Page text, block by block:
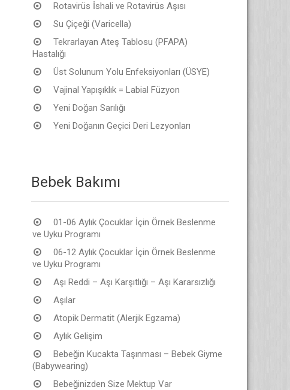
Rotavirüs İshali ve Rotavirüs Aşısı
Su Çiçeği (Varicella)
Tekrarlayan Ateş Tablosu (PFAPA)
Hastalığı
Üst Solunum Yolu Enfeksiyonları (ÜSYE)
Vajinal Yapışıklık = Labial Füzyon
Yeni Doğan Sarılığı
Yeni Doğanın Geçici Deri Lezyonları
Bebek Bakımı
01-06 Aylık Çocuklar İçin Örnek Beslenme
ve Uyku Programı
06-12 Aylık Çocuklar İçin Örnek Beslenme
ve Uyku Programı
Aşı Reddi – Aşı Karşıtlığı – Aşı Kararsızlığı
Aşılar
Atopik Dermatit (Alerjik Egzama)
Aylık Gelişim
Bebeğin Kucakta Taşınması – Bebek Giyme
(Babywearing)
Bebeğinizden Size Mektup Var